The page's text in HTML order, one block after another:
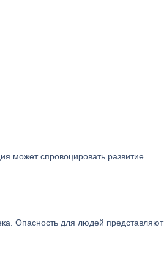
может спровоцировать развитие
Опасность для людей представляют